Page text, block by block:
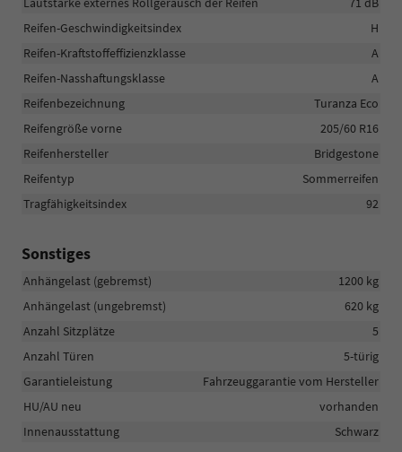
Reifen-Geschwindigkeitsindex
H
Reifen-Kraftstoffeffizienzklasse
A
Reifen-Nasshaftungsklasse
A
Reifenbezeichnung
Turanza Eco
Reifengröße vorne
205/60 R16
Reifenhersteller
Bridgestone
Reifentyp
Sommerreifen
Tragfähigkeitsindex
92
Sonstiges
Anhängelast (gebremst)
1200 kg
Anhängelast (ungebremst)
620 kg
Anzahl Sitzplätze
5
Anzahl Türen
5-türig
Garantieleistung
Fahrzeuggarantie vom Hersteller
HU/AU neu
vorhanden
Innenausstattung
Schwarz